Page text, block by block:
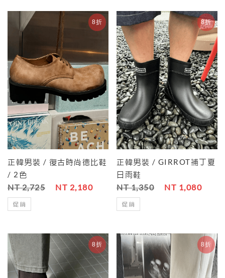
8折
正韓男裝 / 復古時尚德比鞋
/ 2色
NT 2,725 NT 2,180
促銷
8折
正韓男裝 / GIRROT補丁夏
日雨鞋
NT 1,350 NT 1,080
促銷
8折 8折